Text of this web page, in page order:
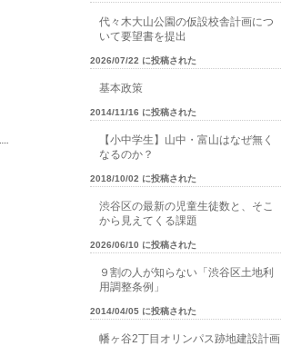
代々木大山公園の仮設校舎計画につ
いて要望書を提出
2026/07/22 に投稿された
基本政策
2014/11/16 に投稿された
【小中学生】山中・富山はなぜ無く
なるのか？
2018/10/02 に投稿された
渋谷区の最新の児童生徒数と、そこ
から見えてくる課題
2026/06/10 に投稿された
９割の人が知らない「渋谷区土地利
用調整条例」
2014/04/05 に投稿された
幡ヶ谷2丁目オリンパス跡地建設計画